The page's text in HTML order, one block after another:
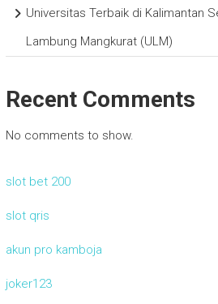
Universitas Terbaik di Kalimantan
Lambung Mangkurat (ULM)
Recent Comments
No comments to show.
slot bet 200
slot qris
akun pro kamboja
joker123